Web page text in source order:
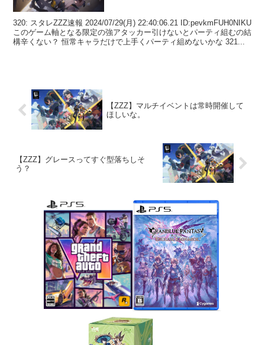
320: スタレZZZ速報 2024/07/29(月) 22:40:06.21 ID:pevkmFUH0NIKU
このゲーム軸となる限定の強アタッカー引けないとパーティ組むの結
構辛くない？ 恒常キャラだけで上手くパーティ組めないかな 321...
【ZZZ】マルチイベントは常時開催して
ほしいな。
【ZZZ】グレースってすぐ型落ちしそ
う？